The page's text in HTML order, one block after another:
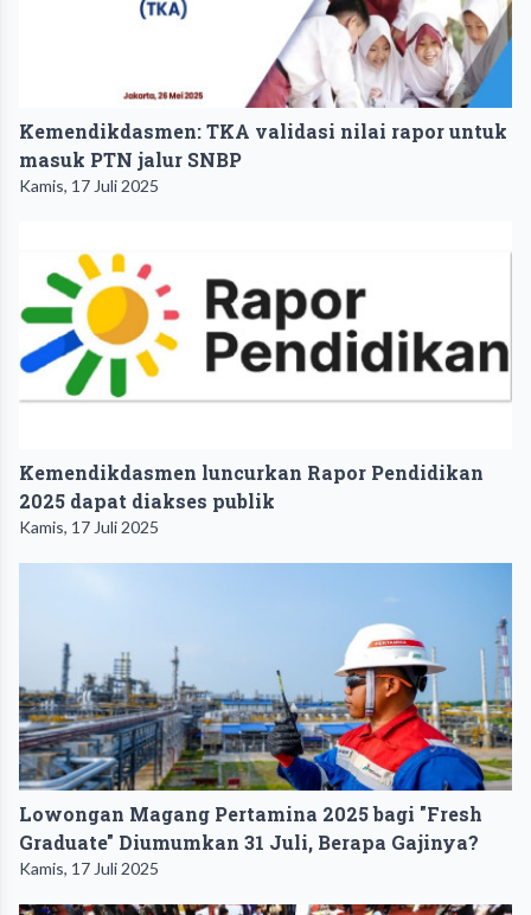
Kemendikdasmen: TKA validasi nilai rapor untuk
masuk PTN jalur SNBP
Kamis, 17 Juli 2025
Kemendikdasmen luncurkan Rapor Pendidikan
2025 dapat diakses publik
Kamis, 17 Juli 2025
Lowongan Magang Pertamina 2025 bagi "Fresh
Graduate" Diumumkan 31 Juli, Berapa Gajinya?
Kamis, 17 Juli 2025